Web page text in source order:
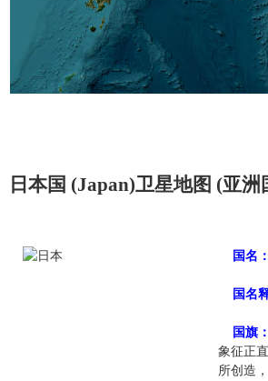
日本国 (Japan)卫星地图 (亚洲
国名：
国名
国旗：
象征正
所创造